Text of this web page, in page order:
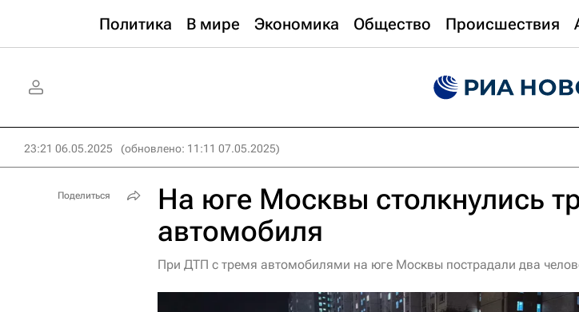
Политика В мире Экономика Общество Происшествия
23:21 06.05.2025 (обновлено: 11:11 07.05.2025)
На юге Москвы столкнулись
автомобиля
При ДТП с тремя автомобилями на юге Москвы пострадали два
Поделиться